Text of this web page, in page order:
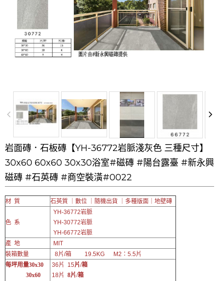
岩面磚．石板磚【YH-36772岩脈淺灰色 三種尺寸】
30x60 60x60 30x30浴室#磁磚 #陽台露臺 #新永興
磁磚 #石英磚 #商空裝潢#0022
材 質 石英質 ｜數位 ｜隨機出貨 ｜多種版面｜地壁磚
色 系
YH-36772岩脈
YH-30772岩脈
YH-66772岩脈
產 地
MIT
裝箱數量
8片/箱 19.5KG M2：5.5片
每坪用量30x30
30x60
36片 15片/箱
18片 8片/箱